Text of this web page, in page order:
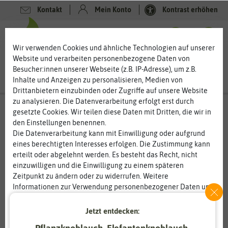
Kontakt Mein Konto Kontrast erhöhen
Wir verwenden Cookies und ähnliche Technologien auf unserer
Website und verarbeiten personenbezogene Daten von
Besucher:innen unserer Webseite (z.B. IP-Adresse), um z.B.
Inhalte und Anzeigen zu personalisieren, Medien von
Drittanbietern einzubinden oder Zugriffe auf unsere Website
zu analysieren. Die Datenverarbeitung erfolgt erst durch
gesetzte Cookies. Wir teilen diese Daten mit Dritten, die wir in
den Einstellungen benennen.
Die Datenverarbeitung kann mit Einwilligung oder aufgrund
eines berechtigten Interesses erfolgen. Die Zustimmung kann
erteilt oder abgelehnt werden. Es besteht das Recht, nicht
einzuwilligen und die Einwilligung zu einem späteren
Zeitpunkt zu ändern oder zu widerrufen. Weitere
Informationen zur Verwendung personenbezogener Daten und
Essenziell Statistik
Jetzt entdecken: